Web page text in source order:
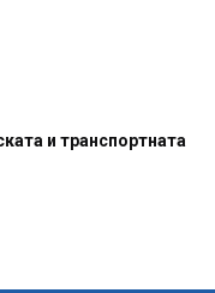
и транспортната